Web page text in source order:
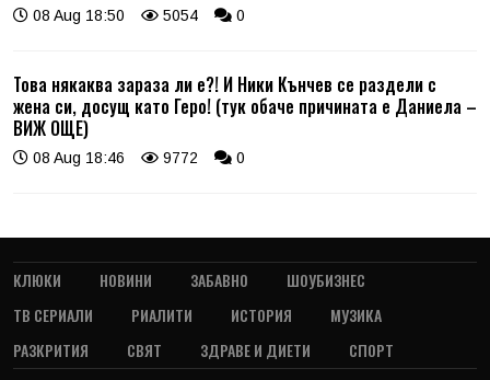
08 Aug 18:50 5054 0
Това някаква зараза ли е?! И Ники Кънчев се раздели с
жена си, досущ като Геро! (тук обаче причината е Даниела –
ВИЖ ОЩЕ)
08 Aug 18:46 9772 0
КЛЮКИ НОВИНИ ЗАБАВНО
ШОУБИЗНЕС
ТВ СЕРИАЛИ
РИАЛИТИ ИСТОРИЯ
МУЗИКА
РАЗКРИТИЯ
СВЯТ ЗДРАВЕ И ДИЕТИ СПОРТ